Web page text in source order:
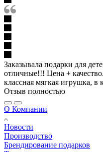
Заказывала подарки для
отличные!!! Цена +
классная мягкая игрушка, в
Отзыв полностью
О Компании
Новости
Производство
Брендирование подарков